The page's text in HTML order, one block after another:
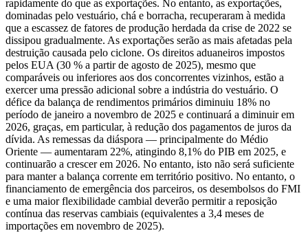
rapidamente do que as exportações. No entanto, as exportações,
dominadas pelo vestuário, chá e borracha, recuperaram à medida
que a escassez de fatores de produção herdada da crise de 2022 se
dissipou gradualmente. As exportações serão as mais afetadas pela
destruição causada pelo ciclone. Os direitos aduaneiros impostos
pelos EUA (30 % a partir de agosto de 2025), mesmo que
comparáveis ou inferiores aos dos concorrentes vizinhos, estão a
exercer uma pressão adicional sobre a indústria do vestuário. O
défice da balança de rendimentos primários diminuiu 18% no
período de janeiro a novembro de 2025 e continuará a diminuir em
2026, graças, em particular, à redução dos pagamentos de juros da
dívida. As remessas da diáspora — principalmente do Médio
Oriente — aumentaram 22%, atingindo 8,1% do PIB em 2025, e
continuarão a crescer em 2026. No entanto, isto não será suficiente
para manter a balança corrente em território positivo. No entanto, o
financiamento de emergência dos parceiros, os desembolsos do FMI
e uma maior flexibilidade cambial deverão permitir a reposição
contínua das reservas cambiais (equivalentes a 3,4 meses de
importações em novembro de 2025).